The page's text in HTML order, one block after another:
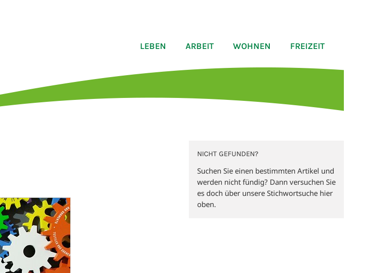
LEBEN ARBEIT WOHNEN FREIZEIT
NICHT GEFUNDEN?
Suchen Sie einen bestimmten Artikel und
werden nicht fündig? Dann versuchen Sie
es doch über unsere Stichwortsuche hier
oben.